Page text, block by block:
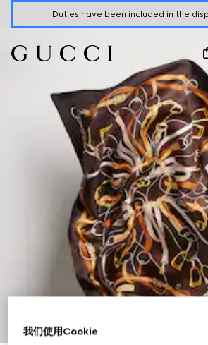
Duties have been included in the
/5
我们使用Cookie